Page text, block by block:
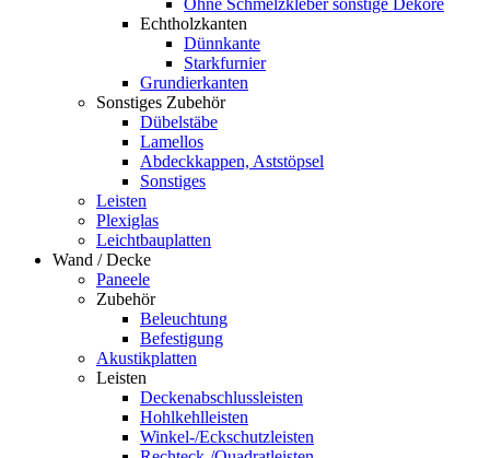
Ohne Schmelzkleber sonstige Dekore
Echtholzkanten
Dünnkante
Starkfurnier
Grundierkanten
Sonstiges Zubehör
Dübelstäbe
Lamellos
Abdeckkappen, Aststöpsel
Sonstiges
Leisten
Plexiglas
Leichtbauplatten
Wand / Decke
Paneele
Zubehör
Beleuchtung
Befestigung
Akustikplatten
Leisten
Deckenabschlussleisten
Hohlkehlleisten
Winkel-/Eckschutzleisten